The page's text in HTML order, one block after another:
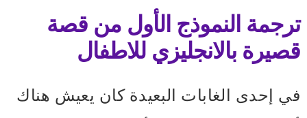
ترجمة النموذج الأول من قصة
قصيرة بالانجليزي للاطفال
في إحدى الغابات البعيدة كان يعيش هناك